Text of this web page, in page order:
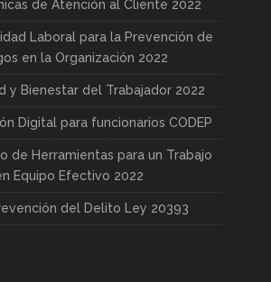
de Atención al Cliente 2022
Laboral para la Prevención de
en la Organización 2022
y Bienestar del Trabajador 2022
Digital para funcionarios CODEP
de Herramientas para un Trabajo
Equipo Efectivo 2022
del Delito Ley 20393